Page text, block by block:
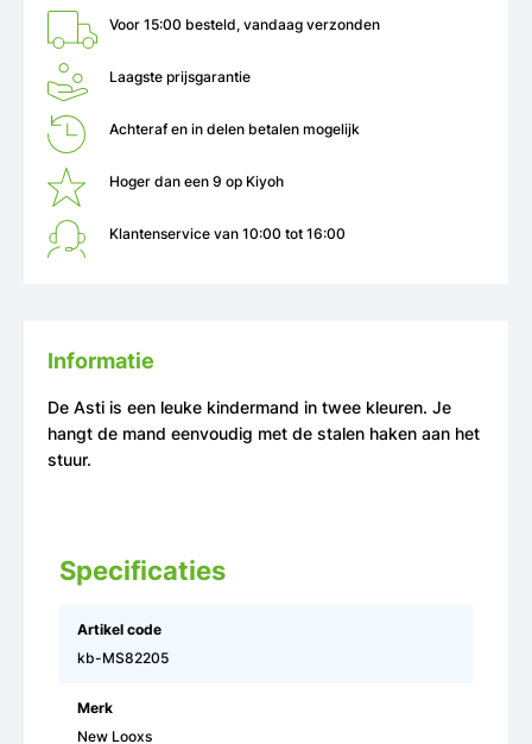
Voor 15:00 besteld, vandaag verzonden
Laagste prijsgarantie
Achteraf en in delen betalen mogelijk
Hoger dan een 9 op Kiyoh
Klantenservice van 10:00 tot 16:00
Informatie
De Asti is een leuke kindermand in twee kleuren. Je
hangt de mand eenvoudig met de stalen haken aan het
stuur.
Specificaties
Artikel code
kb-MS82205
Merk
New Looxs